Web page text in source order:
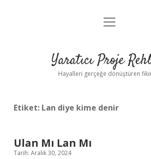
Anasayfa
Yasal Uyarı
menüyü
Yaratıcı Proje
Hayalleri gerçeğe dönüştüren
Etiket: Lan diye kime denir
Ulan Mı Lan Mı
Tarih: Aralık 30, 2024